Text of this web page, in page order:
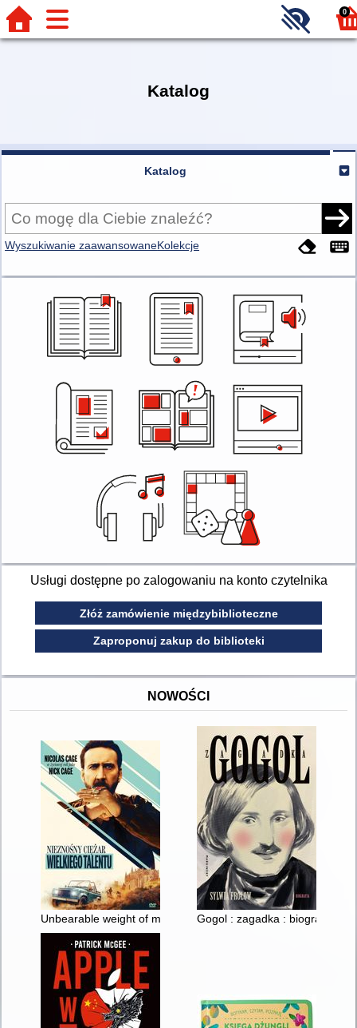
0
Katalog
Katalog
Wyszukiwanie zaawansowaneKolekcje
Usługi dostępne po zalogowaniu na konto czytelnika
Złóż zamówienie międzybiblioteczne
Zaproponuj zakup do biblioteki
NOWOŚCI
Unbearable weight of massivetalent = Nieznośny ciężar
Gogol : zagadka : biografia